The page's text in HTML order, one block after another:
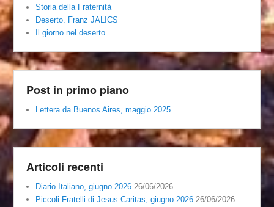
Storia della Fraternità
Deserto. Franz JALICS
Il giorno nel deserto
Post in primo piano
Lettera da Buenos Aires, maggio 2025
Articoli recenti
Diario Italiano, giugno 2026 26/06/2026
Piccoli Fratelli di Jesus Caritas, giugno 2026 26/06/2026